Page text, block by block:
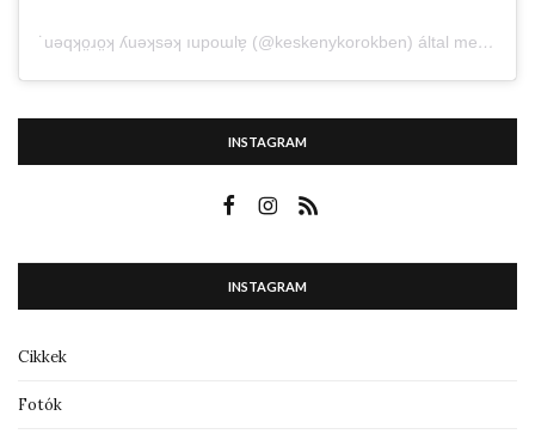
˙uǝqʞo̤ɹo̤ʞ ʎuǝʞsǝʞ ıupoɯlɐ̗ (@keskenykorokben) által megosztott bejegyzés
INSTAGRAM
INSTAGRAM
Cikkek
Fotók